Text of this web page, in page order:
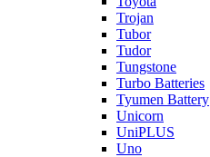
Trojan
Tubor
Tudor
Tungstone
Turbo Batteries
Tyumen Battery
Unicorn
UniPLUS
Uno